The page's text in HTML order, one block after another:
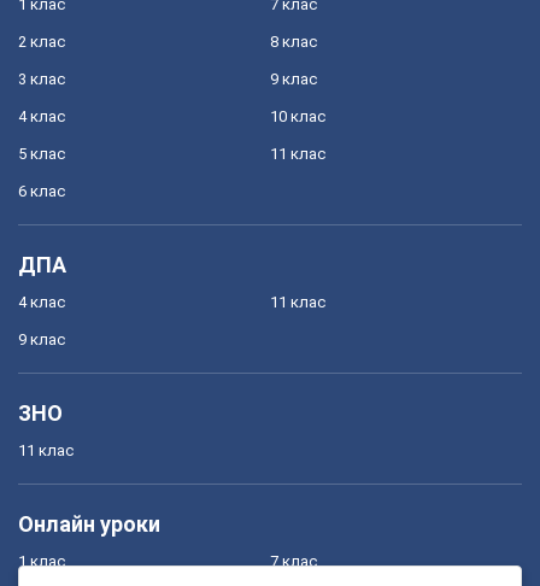
1 клас
2 клас
3 клас
4 клас
5 клас
6 клас
7 клас
8 клас
9 клас
10 клас
11 клас
ДПА
4 клас
9 клас
11 клас
ЗНО
11 клас
Онлайн уроки
1 клас 7 клас